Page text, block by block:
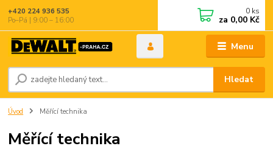
Menu
Hledat
+420 224 936 535
Po–Pá | 9:00 – 16:00
0 ks
za 0,00 Kč
Úvod Měřící technika
Měřící technika